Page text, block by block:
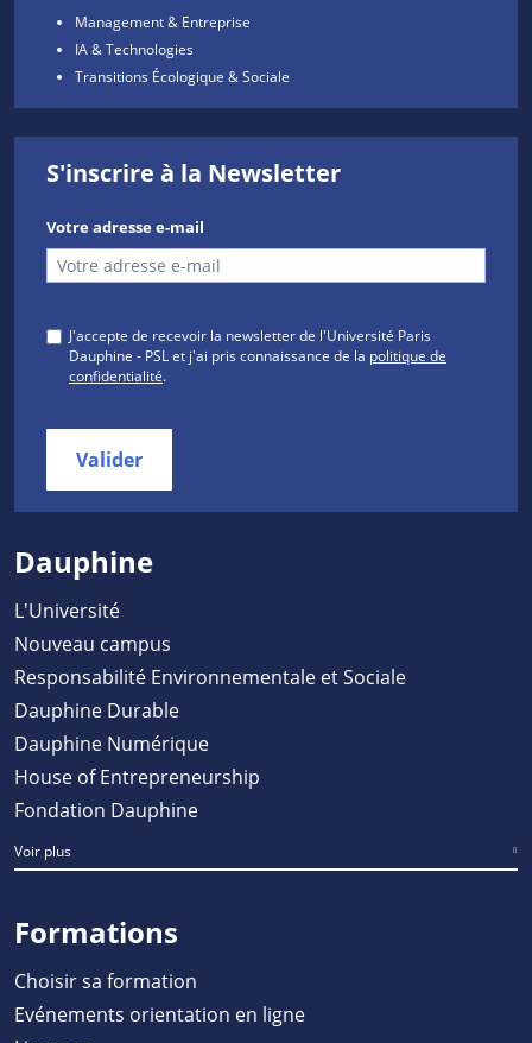
Management & Entreprise
IA & Technologies
Transitions Écologique & Sociale
S'inscrire à la Newsletter
Votre adresse e-mail
J'accepte de recevoir la newsletter de l'Université Paris
Dauphine - PSL et j'ai pris connaissance de la politique de
confidentialité.
Valider
Dauphine
L'Université
Nouveau campus
Responsabilité Environnementale et Sociale
Dauphine Durable
Dauphine Numérique
House of Entrepreneurship
Fondation Dauphine
Voir plus
Formations
Choisir sa formation
Evénements orientation en ligne